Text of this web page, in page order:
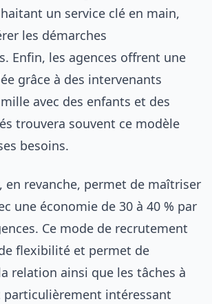
un service clé en main,
les démarches
Enfin, les agences offrent une
grâce à des intervenants
avec des enfants et des
trouvera souvent ce modèle
besoins.
en revanche, permet de maîtriser
une économie de 30 à 40 % par
Ce mode de recrutement
flexibilité et permet de
relation ainsi que les tâches à
particulièrement intéressant